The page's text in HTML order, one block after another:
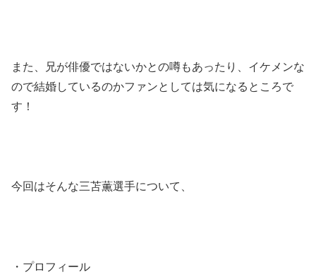
また、兄が俳優ではないかとの噂もあったり、イケメンな
ので結婚しているのかファンとしては気になるところで
す！
今回はそんな三苫薫選手について、
・プロフィール